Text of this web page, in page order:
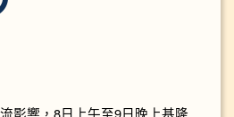
影響，8日上午至9日晚上基隆